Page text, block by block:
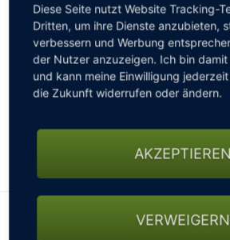
mit einem grandiosen
kleiner Tipp nach drei Tagen
Adventure gefällig? Bitte immer
den jeweiligen Golfclubs anrufen
gesperrten Straßen, nicht
könnte es mit der gebuchten
Diese Seite nutzt Website Tracking-
Dritten, um ihre Dienste anzubieten,
verbessern und Werbung
der Nutzer anzuzeigen. Ich bin
und kann meine Einwilligung
die Zukunft widerrufen oder ändern.
AKZEPTIEREN
VERWEIGERN